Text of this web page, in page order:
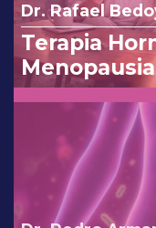
Dr. Rafael
Terapia
la FDA.
Dr. Pedro